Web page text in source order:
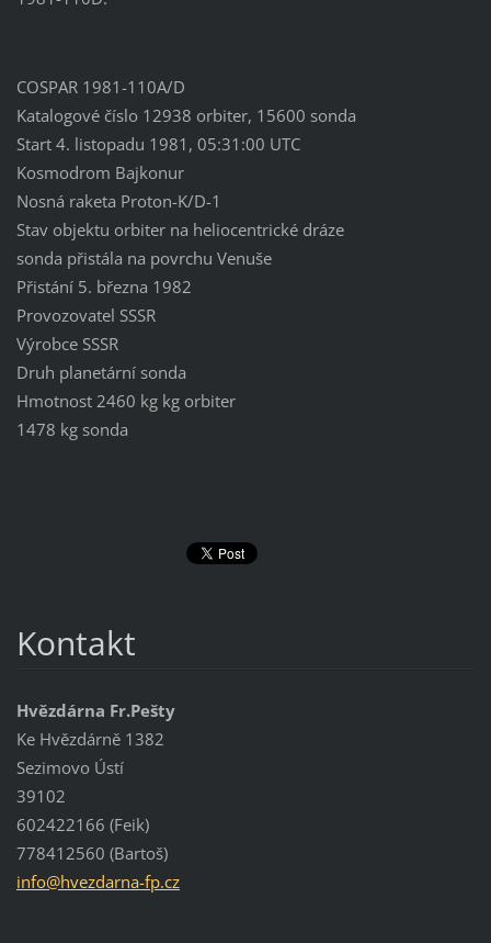
COSPAR 1981-110A/D
Katalogové číslo 12938 orbiter, 15600 sonda
Start 4. listopadu 1981, 05:31:00 UTC
Kosmodrom Bajkonur
Nosná raketa Proton-K/D-1
Stav objektu orbiter na heliocentrické dráze
sonda přistála na povrchu Venuše
Přistání 5. března 1982
Provozovatel SSSR
Výrobce SSSR
Druh planetární sonda
Hmotnost 2460 kg kg orbiter
1478 kg sonda
Kontakt
Hvězdárna Fr.Pešty
Ke Hvězdárně 1382
Sezimovo Ústí
39102
602422166 (Feik)
778412560 (Bartoš)
info@hvezdarna-fp.cz